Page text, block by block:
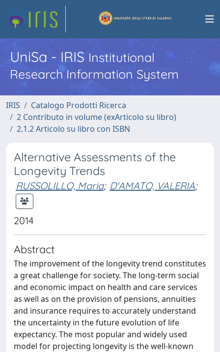
UniSa - IRISInstitutional
Research Information System
IRIS
Catalogo Prodotti Ricerca
2 Contributo in volume (exArticolo su libro)
2.1.2 Articolo su libro con ISBN
Alternative Assessments of the
Longevity Trends
RUSSOLILLO, Maria; D'AMATO, VALERIA;
2014
Abstract
The improvement of the longevity trend constitutes
a great challenge for society. The long-term social
and economic impact on health and care services
as well as on the provision of pensions, annuities
and insurance requires to accurately understand
the uncertainty in the future evolution of life
expectancy. The most popular and widely used
model for projecting longevity is the well-known